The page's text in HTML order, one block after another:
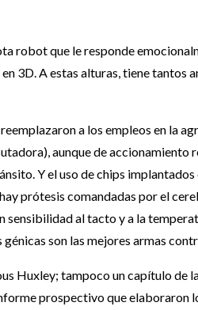
robot que le responde
3D. A estas alturas, tiene
a los empleos en la
aunque de accionamiento
Y el uso de chips
prótesis comandadas por el
al tacto y a la
son las mejores armas
Huxley; tampoco un capítulo de
prospectivo que elaboraron